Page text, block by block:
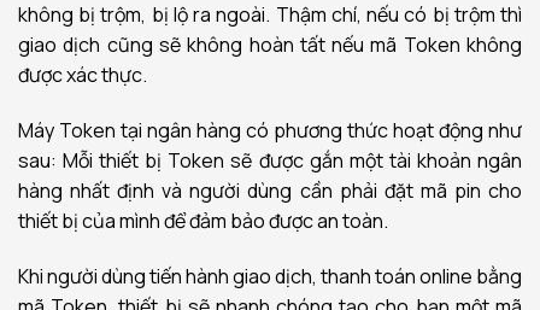
không bị trộm, bị lộ ra ngoài. Thậm chí, nếu có bị trộm thì
giao dịch cũng sẽ không hoàn tất nếu mã Token không
được xác thực.
Máy Token tại ngân hàng có phương thức hoạt động như
sau: Mỗi thiết bị Token sẽ được gắn một tài khoản ngân
hàng nhất định và người dùng cần phải đặt mã pin cho
thiết bị của mình để đảm bảo được an toàn.
Khi người dùng tiến hành giao dịch, thanh toán online bằng